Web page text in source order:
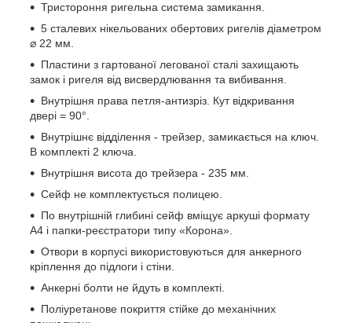
Тристороння ригельна система замикання.
5 сталевих нікельованих обертових ригелів діаметром
⌀ 22 мм.
Пластини з гартованої легованої сталі захищають
замок і ригеля від висвердлювання та вибивання.
Внутрішня права петля-антизріз. Кут відкривання
двері = 90°.
Внутрішнє відділення - трейзер, замикається на ключ.
В комплекті 2 ключа.
Внутрішня висота до трейзера - 235 мм.
Сейф не комплектується полицею.
По внутрішній глибині сейф вміщує аркуші формату
А4 і папки-реєстратори типу «Корона».
Отвори в корпусі використовуються для анкерного
кріплення до підлоги і стіни.
Анкерні болти не йдуть в комплекті.
Поліуретанове покриття стійке до механічних